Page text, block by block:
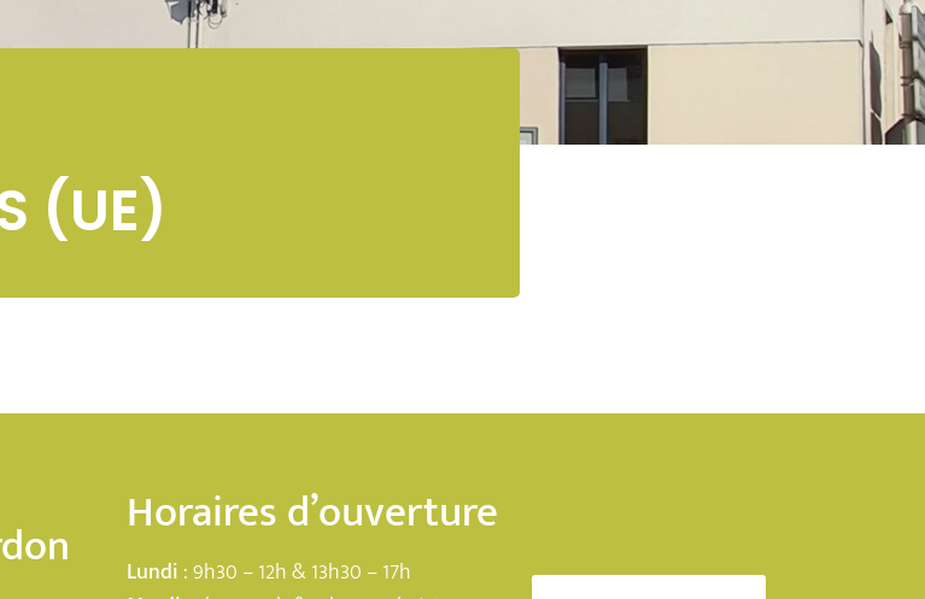
(UE)
Horaires d’ouverture
Lundi : 9h30 – 12h & 13h30 – 17h